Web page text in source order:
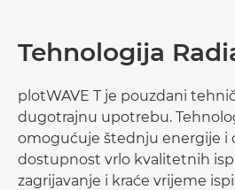
Tehnologija
plotWAVE T je pouzdani
dugotrajnu upotrebu.
omogućuje štednju energije i
dostupnost vrlo kvalitetnih
zagrijavanje i kraće vrijeme